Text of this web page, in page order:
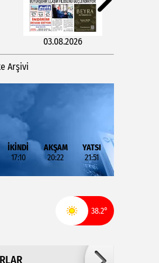
03.08.2026
Arşivi
İKİNDİ
17:10
AKŞAM
20:22
YATSI
21:51
38.2°